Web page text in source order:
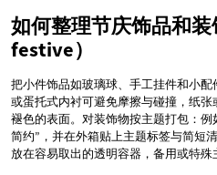
如何整理节庆饰品和
festive）
把小件饰品如玻璃球、手工挂件和小
或蛋托式内衬可避免摩擦与碰撞，纸
褪色的表面。对装饰物按主题打包：例
简约”，并在外箱贴上主题标签与简短
放在容易取出的透明容器，备用或特殊